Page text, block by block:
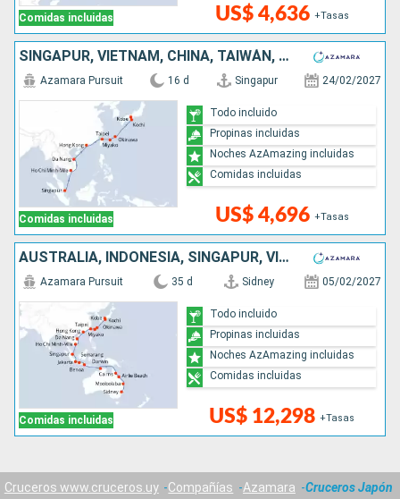
Comidas incluidas US$ 4,636 +Tasas
SINGAPUR, VIETNAM, CHINA, TAIWÁN, JAPÓN
Comidas incluidas
Azamara Pursuit 16 d Singapur 24/02/2027
US$ 4,696 +Tasas
Todo incluido
Propinas incluidas
Noches AzAmazing incluidas
Comidas incluidas
AUSTRALIA, INDONESIA, SINGAPUR, VIETNAM, CHINA, TAIWÁN, JAPÓN
Comidas incluidas
Azamara Pursuit 35 d Sidney 05/02/2027
US$ 12,298 +Tasas
Todo incluido
Propinas incluidas
Noches AzAmazing incluidas
Comidas incluidas
Cruceros www.cruceros.uy Compañías Azamara Cruceros Japón